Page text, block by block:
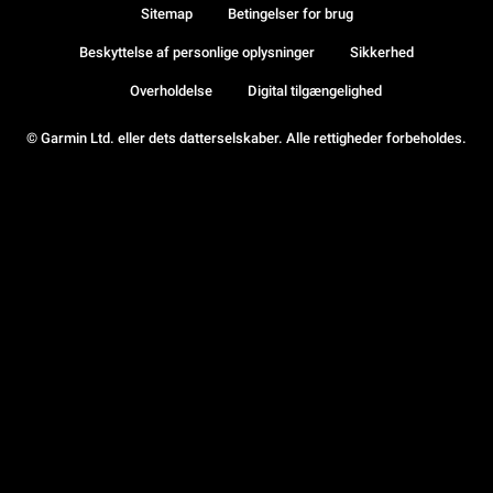
© Garmin Ltd. eller dets datterselskaber. Alle rettigheder forbeholdes.
Sitemap Betingelser for brug
Beskyttelse af personlige oplysninger Sikkerhed
Overholdelse Digital tilgængelighed